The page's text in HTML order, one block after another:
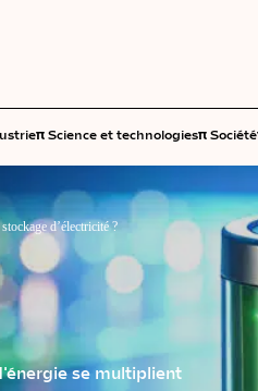
π Science et technologiesπ Société
d’électricité ?
se multiplient